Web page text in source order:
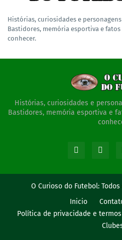
Histórias, curiosidades e
Bastidores, memória esportiva e
conhecer.
Histórias, curiosidades e
Bastidores, memória esportiva e
O Curioso do Futebol:
Inicio
Política de privacidade e